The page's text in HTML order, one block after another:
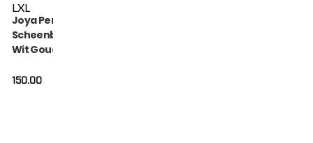
LXL
Joya Performance
Scheenbeschermers
Wit Goud
150.00